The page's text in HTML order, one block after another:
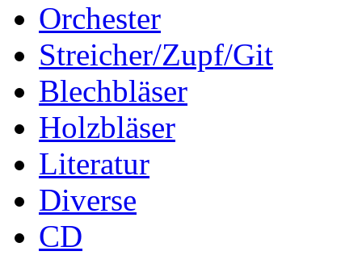
Orchester
Streicher/Zupf/Git
Blechbläser
Holzbläser
Literatur
Diverse
CD